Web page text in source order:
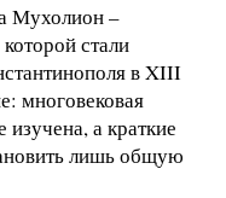
Мухолион –
стали
в XIII
многовековая
а краткие
лишь общую